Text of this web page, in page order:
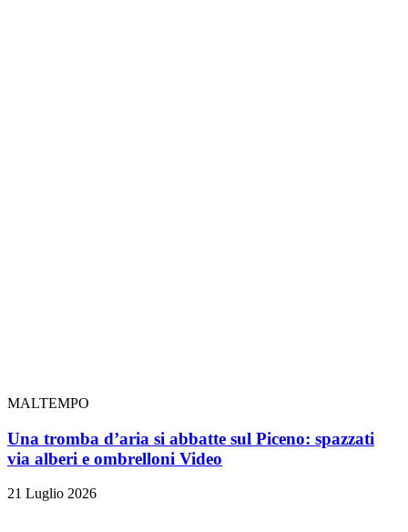
MALTEMPO
Una tromba d’aria si abbatte sul Piceno: spazzati
via alberi e ombrelloni Video
21 Luglio 2026